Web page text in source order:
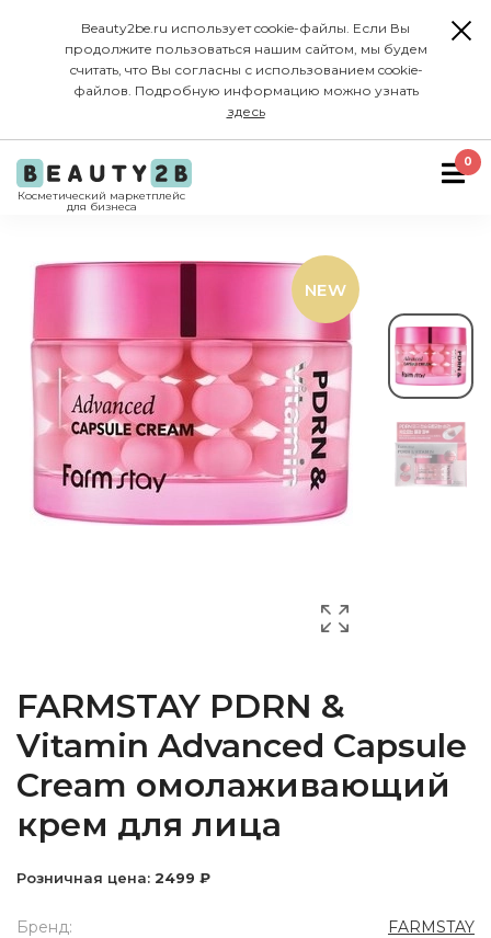
Beauty2be.ru использует cookie-файлы. Если Вы
продолжите пользоваться нашим сайтом, мы будем
считать, что Вы согласны с использованием cookie-
файлов. Подробную информацию можно узнать
здесь
Косметический маркетплейс
для бизнеса
0
NEW
FARMSTAY PDRN &
Vitamin Advanced Capsule
Cream омолаживающий
крем для лица
Розничная цена: 2499 ₽
Бренд: FARMSTAY